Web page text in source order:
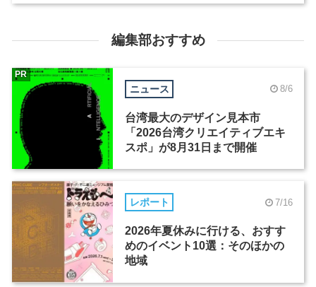
編集部おすすめ
ニュース 8/6
台湾最大のデザイン見本市
「2026台湾クリエイティブエキ
スポ」が8月31日まで開催
PR
レポート 7/16
2026年夏休みに行ける、おすす
めのイベント10選：そのほかの
地域